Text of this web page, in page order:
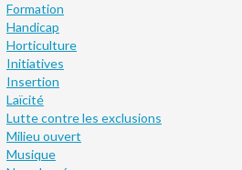
Formation
Handicap
Horticulture
Initiatives
Insertion
Laïcité
Lutte contre les exclusions
Milieu ouvert
Musique